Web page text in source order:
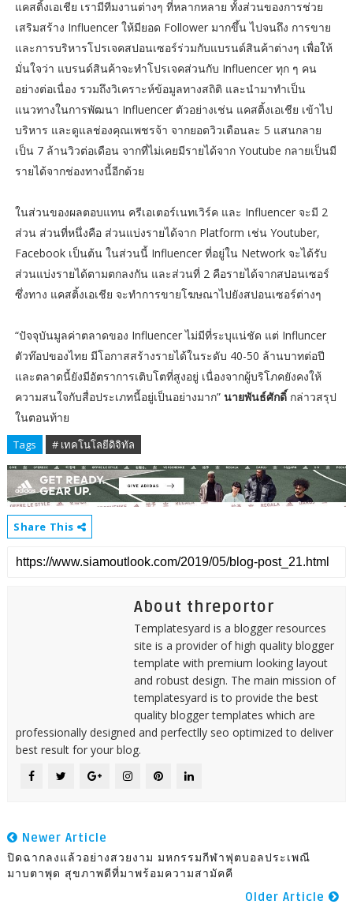
แคสติ้งเอเชีย เรามีทีมงานต่างๆ ที่หลากหลาย ทั้งส่วนของการช่วย
เสริมสร้าง Influencer ให้มียอด Follower มากขึ้น ไปจนถึง การขาย
และการบริหารโปรเจคสปอนเซอร์ร่วมกับแบรนด์สินค้าต่างๆ เพื่อให้
มั่นใจว่า แบรนด์สินค้าจะทำโปรเจคส่วนกับ Influencer ทุก ๆ คน
อย่างต่อเนื่อง รวมถึงวิเคราะห์ข้อมูลทางสถิติ และนำมาทำเป็น
แนวทางในการพัฒนา Influencer ตัวอย่างเช่น แคสติ้งเอเชีย เข้าไป
บริหาร และดูแลช่องคุณเพชรจ้า จากยอดวิวเดือนละ 5 แสนกลาย
เป็น 7 ล้านวิวต่อเดือน จากที่ไม่เคยมีรายได้จาก Youtube กลายเป็นมี
รายได้จากช่องทางนี้อีกด้วย
ในส่วนของผลตอบแทน ครีเอเตอร์เนทเวิร์ค และ Influencer จะมี 2
ส่วน ส่วนที่หนึ่งคือ ส่วนแบ่งรายได้จาก Platform เช่น Youtuber,
Facebook เป็นต้น ในส่วนนี้ Influencer ที่อยู่ใน Network จะได้รับ
ส่วนแบ่งรายได้ตามตกลงกัน และส่วนที่ 2 คือรายได้จากสปอนเซอร์
ซึ่งทาง แคสติ้งเอเชีย จะทำการขายโฆษณาไปยังสปอนเซอร์ต่างๆ
“ปัจจุบันมูลค่าตลาดของ Influencer ไม่มีที่ระบุแน่ชัด แต่ Influncer
ตัวท๊อปของไทย มีโอกาสสร้างรายได้ในระดับ 40-50 ล้านบาทต่อปี
และตลาดนี้ยังมีอัตราการเติบโตที่สูงอยู่ เนื่องจากผู้บริโภคยังคงให้
ความสนใจกับสื่อประเภทนี้อยู่เป็นอย่างมาก” นายพันธ์ศักดิ์กล่าวสรุป
ในตอนท้าย
Tags # เทคโนโลยีดิจิทัล
Share This
About threportor
Templatesyard is a blogger resources
site is a provider of high quality blogger
template with premium looking layout
and robust design. The main mission of
templatesyard is to provide the best
quality blogger templates which are
professionally designed and perfectlly seo optimized to deliver
best result for your blog.
Newer Article
ปิดฉากลงแล้วอย่างสวยงาม มหกรรมกีฬาฟุตบอลประเพณี
มาบตาพุด สุขภาพดีที่มาพร้อมความสามัคคี
Older Article